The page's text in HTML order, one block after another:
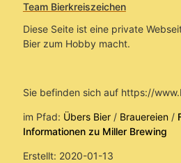
Team Bierkreiszeichen
Diese Seite ist eine private
Bier zum Hobby macht.
Sie befinden sich auf https://
im Pfad: Übers Bier/ Brauereien/
Informationen zu Miller Brewing
Erstellt: 2020-01-13